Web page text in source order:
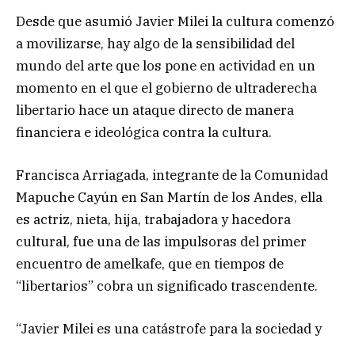
Desde que asumió Javier Milei la cultura comenzó
a movilizarse, hay algo de la sensibilidad del
mundo del arte que los pone en actividad en un
momento en el que el gobierno de ultraderecha
libertario hace un ataque directo de manera
financiera e ideológica contra la cultura.
Francisca Arriagada, integrante de la Comunidad
Mapuche Cayún en San Martín de los Andes, ella
es actriz, nieta, hija, trabajadora y hacedora
cultural, fue una de las impulsoras del primer
encuentro de amelkafe, que en tiempos de
“libertarios” cobra un significado trascendente.
“Javier Milei es una catástrofe para la sociedad y